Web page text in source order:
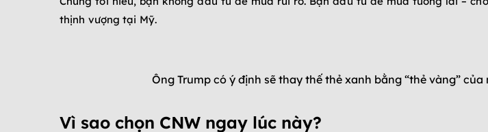
thịnh vượng tại Mỹ.
Ông Trump có ý định sẽ thay thế thẻ xanh bằng “thẻ vàng” của
Vì sao chọn CNW ngay lúc này?